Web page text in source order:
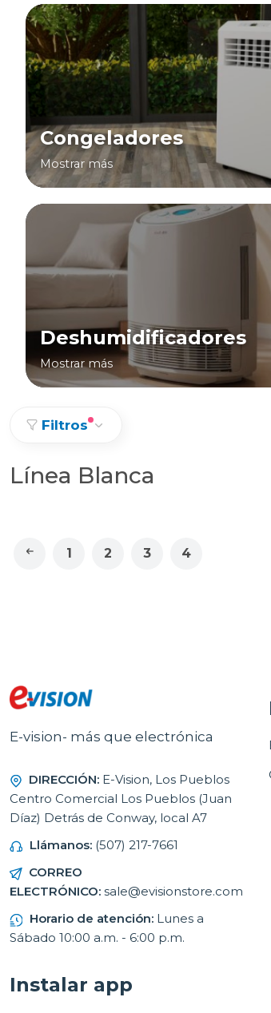
Congeladores
Mostrar más
Deshumidificadores
Mostrar más
Filtros
Línea Blanca
1 2 3 4
E-vision- más que electrónica
DIRECCIÓN: E-Vision, Los Pueblos
Centro Comercial Los Pueblos (Juan
Díaz) Detrás de Conway, local A7
Llámanos: (507) 217-7661
CORREO
ELECTRÓNICO: sale@evisionstore.com
Horario de atención: Lunes a
Sábado 10:00 a.m. - 6:00 p.m.
Instalar app